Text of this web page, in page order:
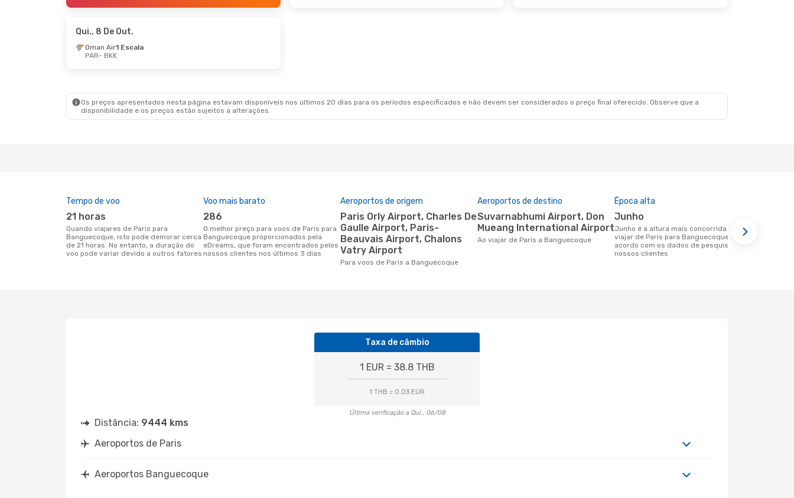
- Qui., 10 De Set.
BKK
- PAR
BKK
- PAR
Qui., 8 De Out.
Oman Air1 Escala
PAR- BKK
Os preços apresentados nesta página estavam disponíveis nos últimos 20 dias para os períodos especificados e não devem ser considerados o preço final oferecido. Observe que a
disponibilidade e os preços estão sujeitos a alterações.
Tempo de voo
21 horas
Quando viajares de Paris para
Banguecoque, isto pode demorar cerca
de 21 horas. No entanto, a duração do
voo pode variar devido a outros fatores
Voo mais barato
286
O melhor preço para voos de Paris para
Banguecoque proporcionados pela
eDreams, que foram encontrados pelos
nossos clientes nos últimos 3 dias
Aeroportos de origem
Paris Orly Airport, Charles De
Gaulle Airport, Paris-
Beauvais Airport, Chalons
Vatry Airport
Para voos de Paris a Banguecoque
Aeroportos de destino
Suvarnabhumi Airport, Don
Mueang International Airport
Ao viajar de Paris a Banguecoque
Época alta
junho
junho é a altura mais concorrida para
viajar de Paris para Banguecoque de
acordo com os dados de pesquisa dos
nossos clientes
Taxa de câmbio
1 EUR = 38.8 THB
1 THB = 0.03 EUR
Última verificação a Qui., 06/08
Distância: 9444 kms
Aeroportos de Paris
Aeroportos Banguecoque